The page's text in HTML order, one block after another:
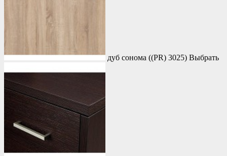
дуб сонома ((PR) 3025) Выбрать